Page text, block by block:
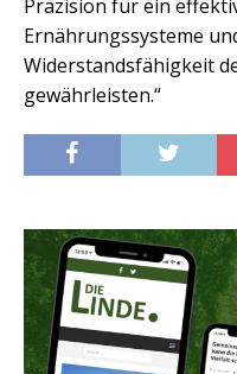
Präzision für ein
Ernährungssysteme
Widerstandsfähigkeit
gewährleisten.“